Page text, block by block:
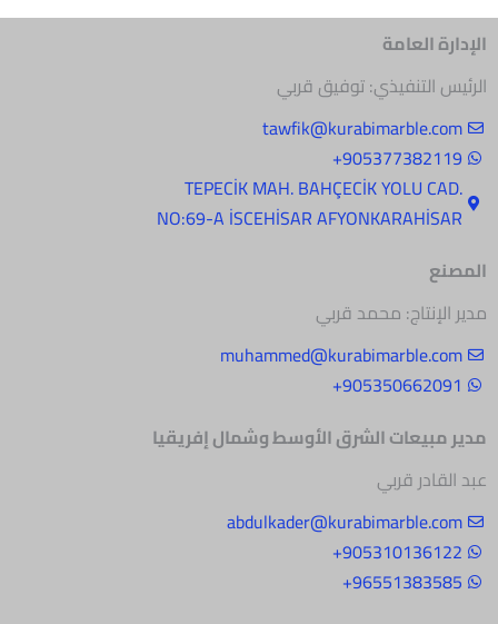
الإدارة العامة
الرئيس التنفيذي: توفيق قربي
tawfik@kurabimarble.com
905377382119+
.TEPECİK MAH. BAHÇECİK YOLU CAD
NO:69-A İSCEHİSAR AFYONKARAHİSAR
المصنع
مدير الإنتاج: محمد قربي
muhammed@kurabimarble.com
905350662091+
مدير مبيعات الشرقالأوسط وشمال إفريقيا
عبد القادر قربي
abdulkader@kurabimarble.com
905310136122+
96551383585+